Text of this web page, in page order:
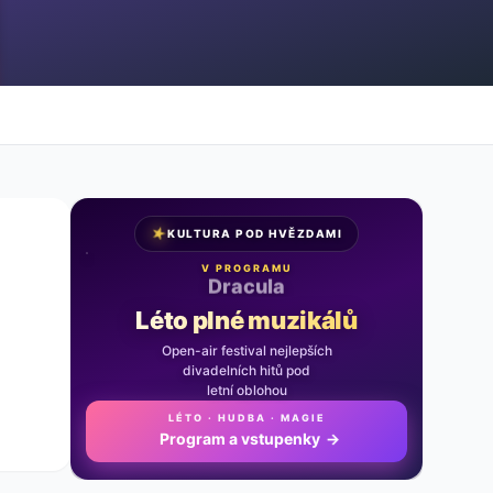
★KULTURA POD HVĚZDAMI
V PROGRAMU
Noc na Karlštejně
Léto plné muzikálů
Open-air festival nejlepších
divadelních hitů pod
letní oblohou
LÉTO · HUDBA · MAGIE
Program a vstupenky →